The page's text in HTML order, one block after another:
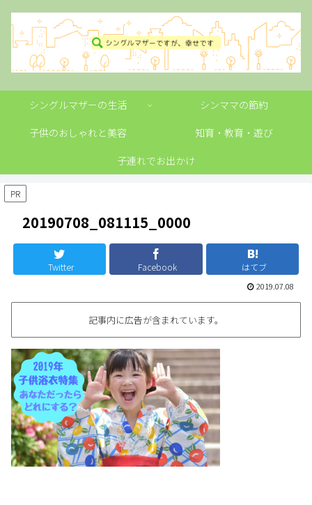
シングルマザーの生活
シンママの節約
子供のおしゃれと美容
知育・教育・遊び
子連れでお出かけ
PR
20190708_081115_0000
Twitter Facebook はてブ
2019.07.08
記事内に広告が含まれています。